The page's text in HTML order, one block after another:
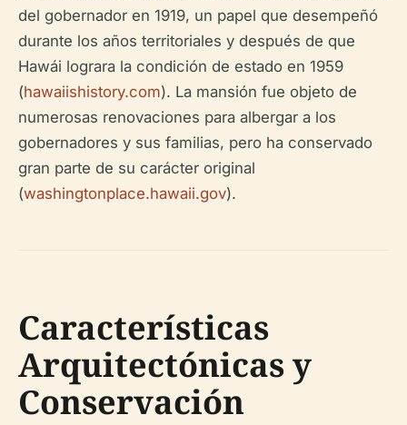
del gobernador en 1919, un papel que desempeñó
durante los años territoriales y después de que
Hawái lograra la condición de estado en 1959
(hawaiishistory.com). La mansión fue objeto de
numerosas renovaciones para albergar a los
gobernadores y sus familias, pero ha conservado
gran parte de su carácter original
(washingtonplace.hawaii.gov).
Características
Arquitectónicas y
Conservación